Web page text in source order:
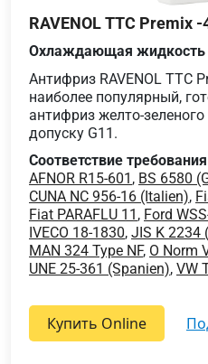
RAVENOL TTC Premix
Охлаждающая жидкость
Антифриз RAVENOL TTC
наиболее популярный,
антифриз желто-
допуску G11.
Соответствие
AFNOR R15-601 , BS 6580
CUNA NC 956-16 (Italien),
Fiat PARAFLU 11 , Ford
IVECO 18-1830, JIS K 2234
MAN 324 Type NF, O Norm
UNE 25-361 (Spanien), VW
Купить Online